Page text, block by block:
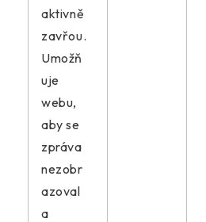
aktivně
zavřou.
Umožň
uje
webu,
aby se
zpráva
nezobr
azoval
a